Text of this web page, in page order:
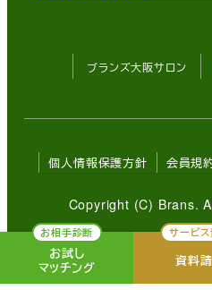
ブランズ大阪サロン
Copyright (C) Brans.
個人情報保護方針 会員規
お相手診断
お試し
マッチング
サービ
資料